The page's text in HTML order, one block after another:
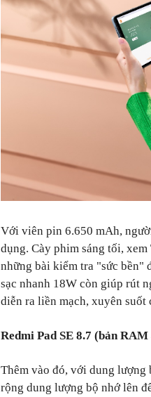
Với viên pin 6.650 mAh,
dụng. Cày phim sáng tối,
những bài kiểm tra "sức bền"
sạc nhanh 18W còn giúp rút
diễn ra liền mạch, xuyên suốt
Redmi Pad SE 8.7 (bản
Thêm vào đó, với dung lượng
rộng dung lượng bộ nhớ lên